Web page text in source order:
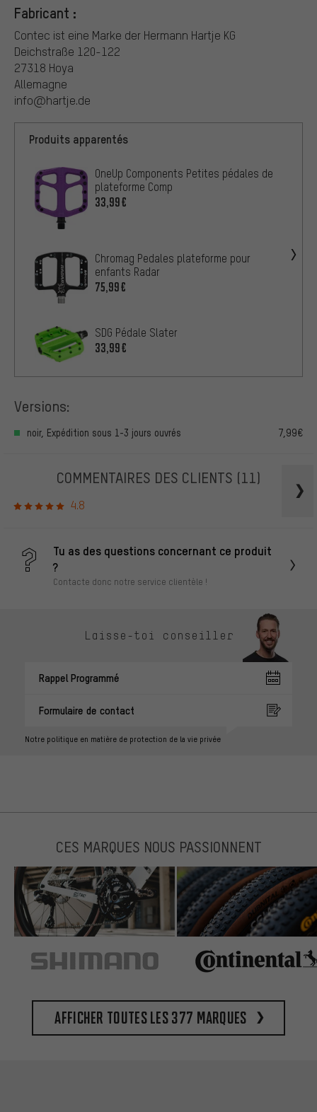
Fabricant :
Contec ist eine Marke der Hermann Hartje KG
Deichstraße 120-122
27318 Hoya
Allemagne
info@hartje.de
Produits apparentés
OneUp Components Petites pédales de
plateforme Comp
33,99€
Chromag Pedales plateforme pour
enfants Radar
75,99€
SDG Pédale Slater
33,99€
Versions:
noir, Expédition sous 1-3 jours ouvrés 7,99€
COMMENTAIRES DES CLIENTS (11)
4.8
Tu as des questions concernant ce produit
?
Contacte donc notre service clientèle !
Laisse-toi conseiller
Rappel Programmé
Formulaire de contact
Notre politique en matière de protection de la vie privée
CES MARQUES NOUS PASSIONNENT
Afficher toutes les 377 marques